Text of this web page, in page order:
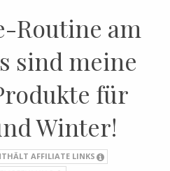
Routine am
sind meine
für
Winter!
AFFILIATE LINKS